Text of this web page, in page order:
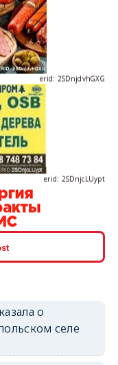
erid: 2SDnjdvhGXG
о
селе